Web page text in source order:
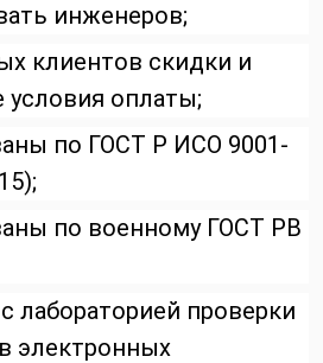
инженеров;
клиентов скидки и
оплаты;
по ГОСТ Р ИСО 9001-
по военному ГОСТ РВ
лабораторией проверки
электронных